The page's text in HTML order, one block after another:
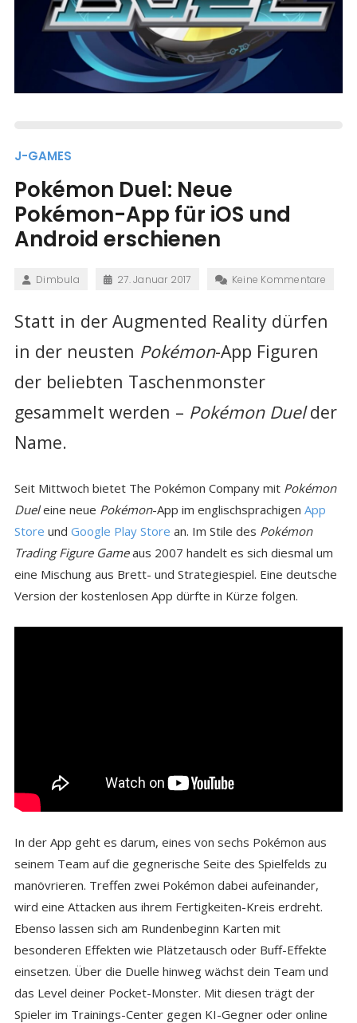
J-GAMES
Pokémon Duel: Neue
Pokémon-App für iOS und
Android erschienen
Dimbula 27. Januar 2017 Keine Kommentare
Statt in der Augmented Reality dürfen
in der neusten Pokémon-App Figuren
der beliebten Taschenmonster
gesammelt werden – Pokémon Duelder
Name.
Seit Mittwoch bietet The Pokémon Company mit Pokémon
Dueleine neue Pokémon-App im englischsprachigen App
Store und Google Play Store an. Im Stile des Pokémon
Trading Figure Gameaus 2007 handelt es sich diesmal um
eine Mischung aus Brett- und Strategiespiel. Eine deutsche
Version der kostenlosen App dürfte in Kürze folgen.
In der App geht es darum, eines von sechs Pokémon aus
seinem Team auf die gegnerische Seite des Spielfelds zu
manövrieren. Treffen zwei Pokémon dabei aufeinander,
wird eine Attacken aus ihrem Fertigkeiten-Kreis erdreht.
Ebenso lassen sich am Rundenbeginn Karten mit
besonderen Effekten wie Plätzetausch oder Buff-Effekte
einsetzen. Über die Duelle hinweg wächst dein Team und
das Level deiner Pocket-Monster. Mit diesen trägt der
Spieler im Trainings-Center gegen KI-Gegner oder online